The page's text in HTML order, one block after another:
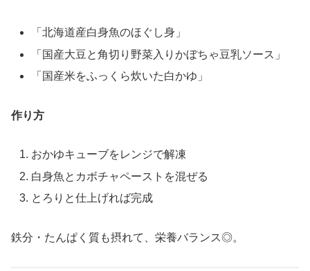
「北海道産白身魚のほぐし身」
「国産大豆と角切り野菜入りかぼちゃ豆乳ソース」
「国産米をふっくら炊いた白かゆ」
作り方
おかゆキューブをレンジで解凍
白身魚とカボチャペーストを混ぜる
とろりと仕上げれば完成
鉄分・たんぱく質も摂れて、栄養バランス◎。